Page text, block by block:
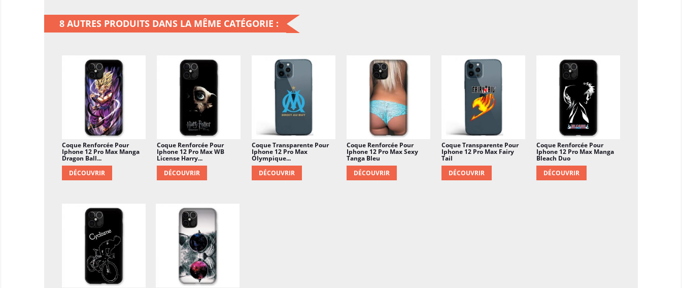
8 AUTRES PRODUITS DANS LA MÊME CATÉGORIE :
Coque Renforcée Pour
Iphone 12 Pro Max Manga
Dragon Ball...
DÉCOUVRIR
Coque Renforcée Pour
Iphone 12 Pro Max WB
License Harry...
DÉCOUVRIR
Coque Transparente Pour
Iphone 12 Pro Max
Olympique...
DÉCOUVRIR
Coque Renforcée Pour
Iphone 12 Pro Max Sexy
Tanga Bleu
DÉCOUVRIR
Coque Transparente Pour
Iphone 12 Pro Max Fairy
Tail
DÉCOUVRIR
Coque Renforcée Pour
Iphone 12 Pro Max Manga
Bleach Duo
DÉCOUVRIR